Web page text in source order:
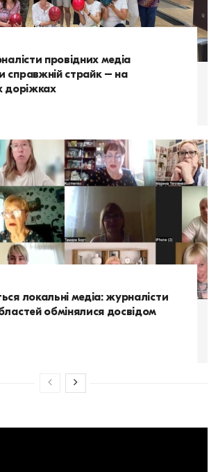
провідних медіа
справжній страйк – на
доріжках
локальні медіа: журналісти
обмінялися досвідом